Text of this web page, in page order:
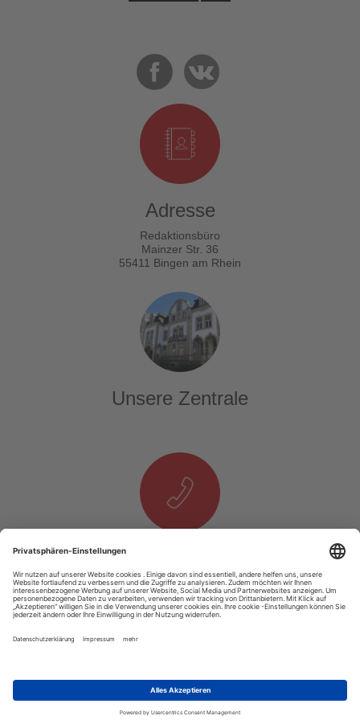
Adresse
Redaktionsbüro
Mainzer Str. 36
55411 Bingen am Rhein
Unsere Zentrale
Telefon & E-Mail
T. +49 1525 937 14 25
E.info@tourexpi.com
Copyright 2020 Tourexpi.com - Alle Rechte Vorbehalten
Podcast
Video RSS